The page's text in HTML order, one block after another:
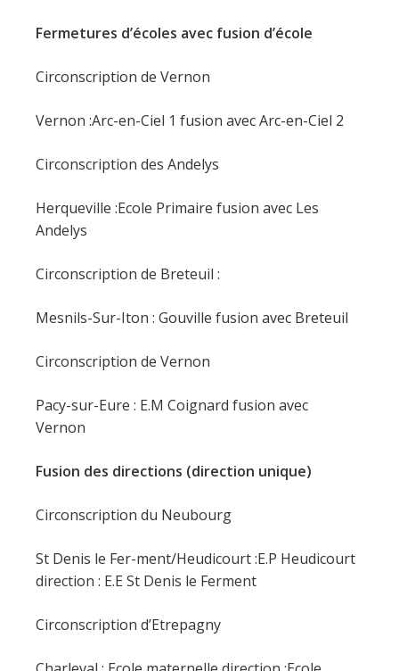
Fermetures d’écoles avec fusion d’école
Circonscription de Vernon
Vernon :Arc-en-Ciel 1 fusion avec Arc-en-Ciel 2
Circonscription des Andelys
Herqueville :Ecole Primaire fusion avec Les
Andelys
Circonscription de Breteuil :
Mesnils-Sur-Iton : Gouville fusion avec Breteuil
Circonscription de Vernon
Pacy-sur-Eure : E.M Coignard fusion avec
Vernon
Fusion des directions (direction unique)
Circonscription du Neubourg
St Denis le Fer-ment/Heudicourt :E.P Heudicourt
direction : E.E St Denis le Ferment
Circonscription d’Etrepagny